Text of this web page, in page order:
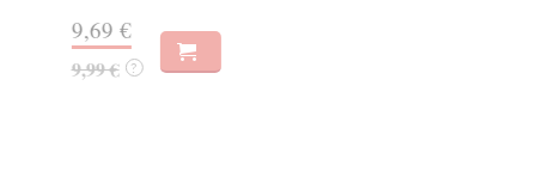
9,69 €
9,99 € ?